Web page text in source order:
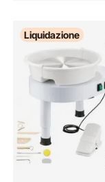
Liquidazione